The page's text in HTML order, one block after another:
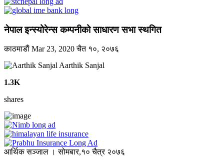
नेपाल इन्स्योरेन्स कम्पनीको साधारण सभा स्थगित
काठमाडाैं Mar 23, 2020चैत १०, २०७६
Aarthik Sanjal
1.3K
shares
आर्थिक सञ्जाल । सोमबार,१० चैत्र २०७६